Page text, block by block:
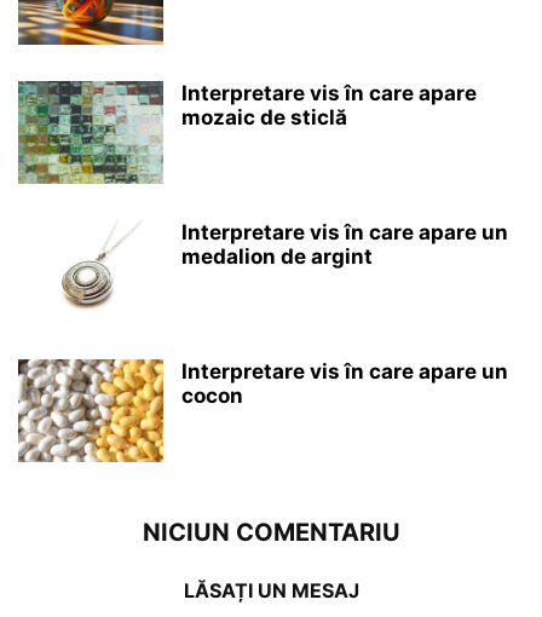
Interpretare vis în care apare
mozaic de sticlă
Interpretare vis în care apare un
medalion de argint
Interpretare vis în care apare un
cocon
NICIUN COMENTARIU
LĂSAȚI UN MESAJ